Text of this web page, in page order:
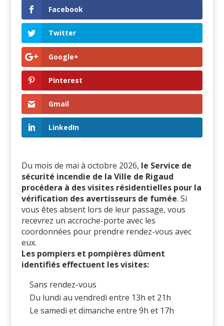
Facebook
Twitter
Google+
Pinterest
Gmail
LinkedIn
Du mois de mai à octobre 2026, le Service de
sécurité incendie de la Ville de Rigaud
procédera à des visites résidentielles pour la
vérification des avertisseurs de fumée. Si
vous êtes absent lors de leur passage, vous
recevrez un accroche-porte avec les
coordonnées pour prendre rendez-vous avec
eux.
Les pompiers et pompières dûment
identifiés effectuent les visites:
Sans rendez-vous
Du lundi au vendredi entre 13h et 21h
Le samedi et dimanche entre 9h et 17h